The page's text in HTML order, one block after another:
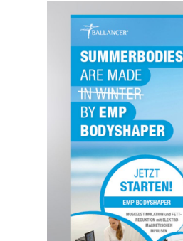
reduzieren"
Kampagne EMP Chair
bequem war
Beckenbodentraining